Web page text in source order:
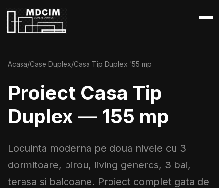
Acasa/Case Duplex/Casa Tip Duplex 155 mp
Proiect Casa Tip
Duplex — 155 mp
Locuinta moderna pe doua nivele cu 3
dormitoare, birou, living generos, 3 bai,
terasa si balcoane. Proiect complet gata de